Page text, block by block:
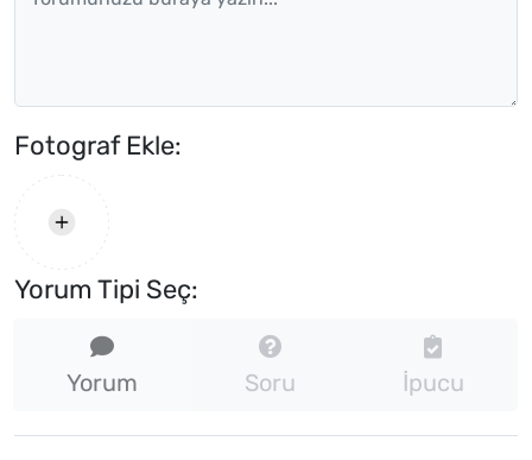
Fotograf Ekle:
Yorum Tipi Seç:
Yorum Soru İpucu